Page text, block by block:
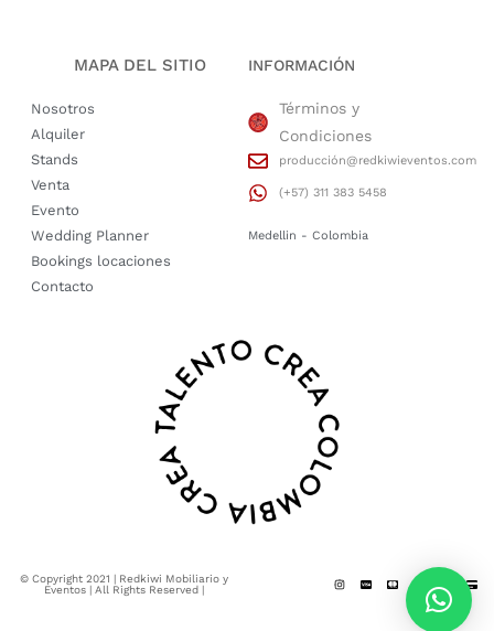
MAPA DEL SITIO
Nosotros
Alquiler
Stands
Venta
Evento
Wedding Planner
Bookings locaciones
Contacto
INFORMACIÓN
Términos y
Condiciones
producción@redkiwieventos.com
(+57) 311 383 5458
Medellin - Colombia
© Copyright 2021 | Redkiwi Mobiliario y
Eventos | All Rights Reserved |